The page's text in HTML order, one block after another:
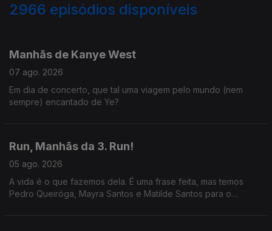
2966 episódios disponíveis
Manhãs de Kanye West
07 ago. 2026
Em dia de concerto, que tal uma viagem pelo mundo (nem
sempre) encantado de Ye?
Run, Manhãs da 3. Run!
05 ago. 2026
A vida é o que fazemos dela. É uma frase feita, mas temos
Pedro Queiróga, Mayra Santos e Matilde Santos para o